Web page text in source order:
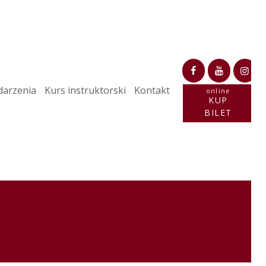
Kurs instruktorski Kontakt online
KUP
BILET